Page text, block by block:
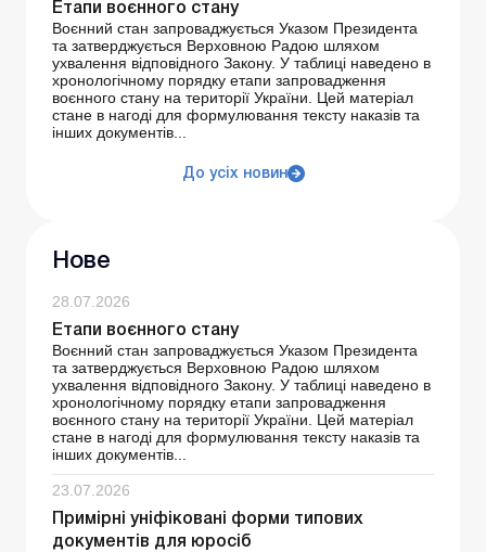
Етапи воєнного стану
Воєнний стан запроваджується Указом Президента
та затверджується Верховною Радою шляхом
ухвалення відповідного Закону. У таблиці наведено в
хронологічному порядку етапи запровадження
воєнного стану на території України. Цей матеріал
стане в нагоді для формулювання тексту наказів та
інших документів...
До усіх новин
Нове
28.07.2026
Етапи воєнного стану
Воєнний стан запроваджується Указом Президента
та затверджується Верховною Радою шляхом
ухвалення відповідного Закону. У таблиці наведено в
хронологічному порядку етапи запровадження
воєнного стану на території України. Цей матеріал
стане в нагоді для формулювання тексту наказів та
інших документів...
23.07.2026
Примірні уніфіковані форми типових
документів для юросіб